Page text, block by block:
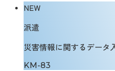
NEW
派遣
災害情報に関するデー
KM-83